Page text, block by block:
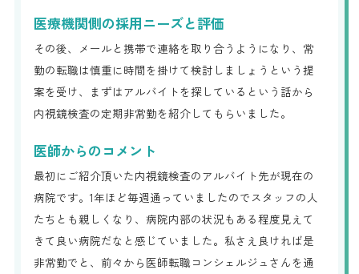
医療機関側の採用ニーズと評価
その後、メールと携帯で連絡を取り合うようになり、常
勤の転職は慎重に時間を掛けて検討しましょうという提
案を受け、まずはアルバイトを探しているという話から
内視鏡検査の定期非常勤を紹介してもらいました。
医師からのコメント
最初にご紹介頂いた内視鏡検査のアルバイト先が現在の
病院です。1年ほど毎週通っていましたのでスタッフの人
たちとも親しくなり、病院内部の状況もある程度見えて
きて良い病院だなと感じていました。私さえ良ければ是
非常勤でと、前々から医師転職コンシェルジュさんを通